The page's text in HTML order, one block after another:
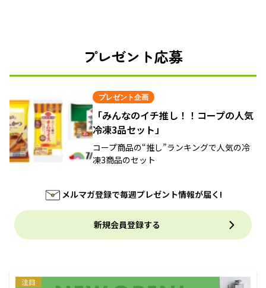
プレゼント応募
プレゼント企画
「みんなのイチ推し！！コープの人気
冷凍3品セット」
コープ商品の“推し”ランキングで人気の冷
凍3商品のセット
メルマガ登録で毎週プレゼント情報が届く!
新規会員登録する
注目